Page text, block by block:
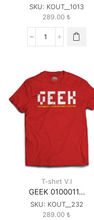
SKU: KOUT__1013
289.00 ₺
Eat
Repeat
quantity
T-shırt V.I
GEEK 0100011…
SKU: KOUT__232
289.00 ₺